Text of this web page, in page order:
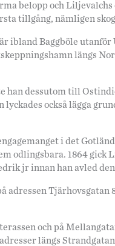
belopp och
tillgång, nämligen
ibland Baggböle
längs
han dessutom till
också lägga
i det
odlingsbara. 1864 gick
jr innan han avled
adressen Tjärhovsgatan
och på
längs